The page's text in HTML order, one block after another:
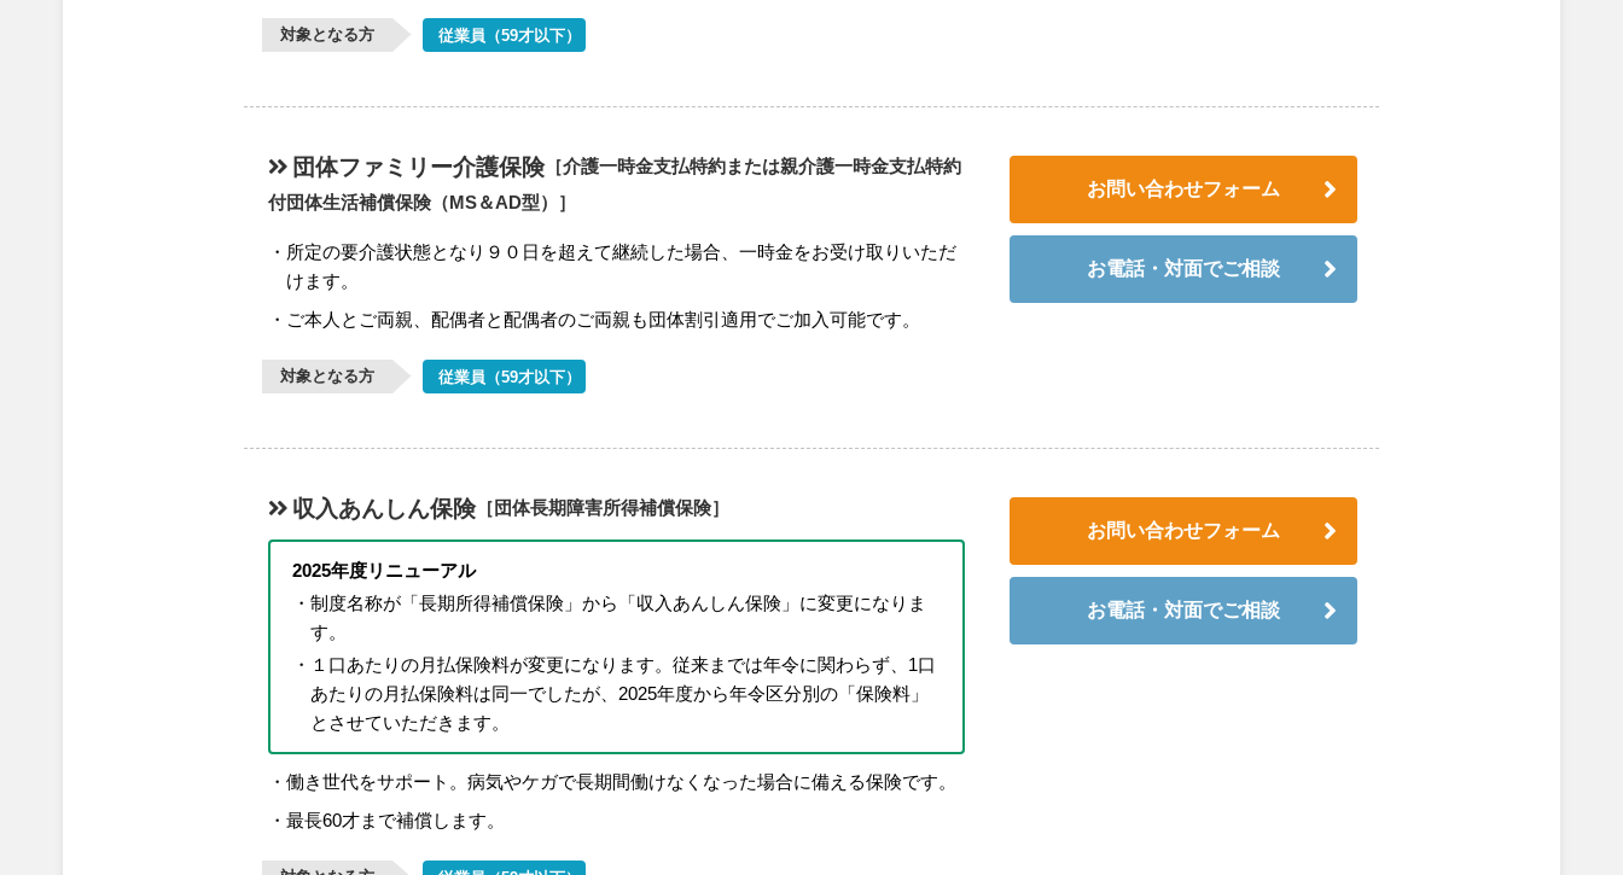
対象となる方 従業員（59才以下）
団体ファミリー介護保険［介護一時金支払特約または親介護一時金支払特約
付団体生活補償保険（MS＆AD型）］
所定の要介護状態となり９０日を超えて継続した場合、一時金をお受け取りいただ
けます。
ご本人とご両親、配偶者と配偶者のご両親も団体割引適用でご加入可能です。
対象となる方 従業員（59才以下）
お問い合わせフォーム
お電話・対面でご相談
収入あんしん保険［団体長期障害所得補償保険］
2025年度リニューアル
制度名称が「長期所得補償保険」から「収入あんしん保険」に変更になりま
す。
１口あたりの月払保険料が変更になります。従来までは年令に関わらず、1口
あたりの月払保険料は同一でしたが、2025年度から年令区分別の「保険料」
とさせていただきます。
働き世代をサポート。病気やケガで長期間働けなくなった場合に備える保険です。
最長60才まで補償します。
お問い合わせフォーム
お電話・対面でご相談